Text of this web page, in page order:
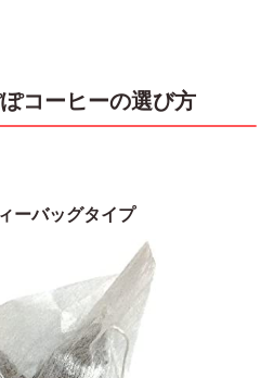
コーヒーの選び方
ーバッグタイプ